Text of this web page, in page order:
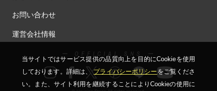
お問い合わせ
運営会社情報
ー OFFICIAL SNS ー
当サイトではサービス提供の品質向上を⽬的にCookieを使⽤
しております。詳細は、プライバシーポリシーをご覧くださ
い。
また、サイト利⽤を継続することによりCookieの使⽤に